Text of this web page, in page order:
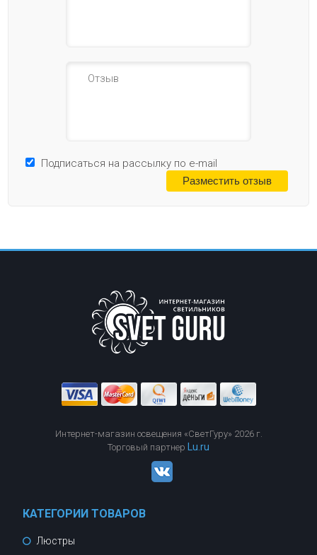
Подписаться на рассылку по e-mail
Интернет-магазин освещения «СветГуру» 2026 г.
Торговый партнер Lu.ru
КАТЕГОРИИ ТОВАРОВ
Люстры